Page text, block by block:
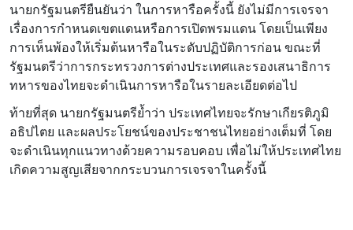
นายกรัฐมนตรียืนยันว่า ในการหารือครั้งนี้ ยังไม่มีการเจรจา
เรื่องการกำหนดเขตแดนหรือการเปิดพรมแดน โดยเป็นเพียง
การเห็นพ้องให้เริ่มต้นหารือในระดับปฏิบัติการก่อน ขณะที่
รัฐมนตรีว่าการกระทรวงการต่างประเทศและรองเสนาธิการ
ทหารของไทยจะดำเนินการหารือในรายละเอียดต่อไป
ท้ายที่สุด นายกรัฐมนตรีย้ำว่า ประเทศไทยจะรักษาเกียรติภูมิ
อธิปไตย และผลประโยชน์ของประชาชนไทยอย่างเต็มที่ โดย
จะดำเนินทุกแนวทางด้วยความรอบคอบ เพื่อไม่ให้ประเทศไทย
เกิดความสูญเสียจากกระบวนการเจรจาในครั้งนี้